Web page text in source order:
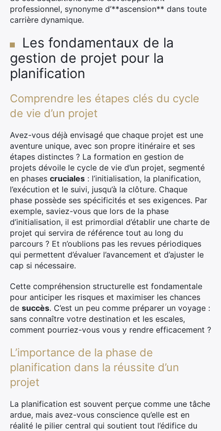
professionnel, synonyme d’**ascension** dans toute
carrière dynamique.
Les fondamentaux de la
gestion de projet pour la
planification
Comprendre les étapes clés du cycle
de vie d’un projet
Avez-vous déjà envisagé que chaque projet est une
aventure unique, avec son propre itinéraire et ses
étapes distinctes ? La formation en gestion de
projets dévoile le cycle de vie d’un projet, segmenté
en phases cruciales : l’initialisation, la planification,
l’exécution et le suivi, jusqu’à la clôture. Chaque
phase possède ses spécificités et ses exigences. Par
exemple, saviez-vous que lors de la phase
d’initialisation, il est primordial d’établir une charte de
projet qui servira de référence tout au long du
parcours ? Et n’oublions pas les revues périodiques
qui permettent d’évaluer l’avancement et d’ajuster le
cap si nécessaire.
Cette compréhension structurelle est fondamentale
pour anticiper les risques et maximiser les chances
de succès. C’est un peu comme préparer un voyage :
sans connaître votre destination et les escales,
comment pourriez-vous vous y rendre efficacement ?
L’importance de la phase de
planification dans la réussite d’un
projet
La planification est souvent perçue comme une tâche
ardue, mais avez-vous conscience qu’elle est en
réalité le pilier central qui soutient tout l’édifice du